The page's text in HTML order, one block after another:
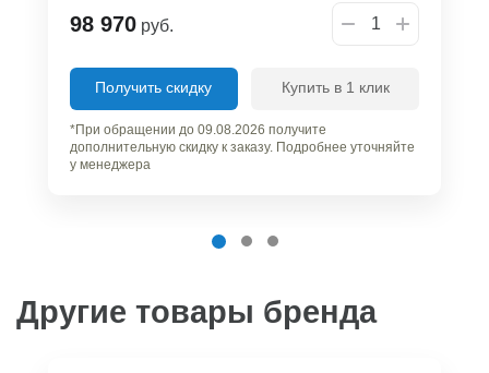
98 970 руб.
Получить скидку Купить в 1 клик
*При обращении до 09.08.2026 получите
дополнительную скидку к заказу. Подробнее уточняйте
у менеджера
Другие товары бренда